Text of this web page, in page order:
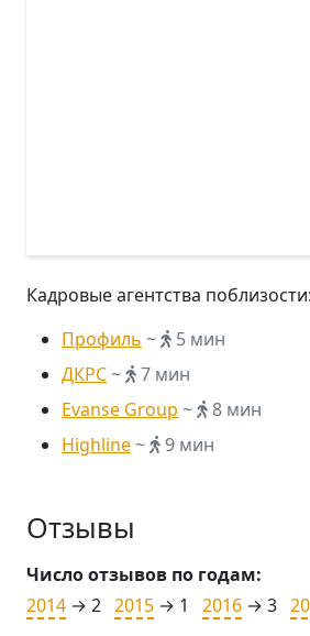
Кадровые агентства поблизости:
Профиль ~
5 мин
ДКРС~
7 мин
Evanse Group ~
8 мин
Highline~ 9 мин
Отзывы
Число отзывов по годам:
2014 → 2 2015 → 1 2016 → 3